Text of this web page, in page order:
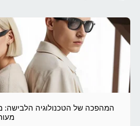
המהפכה של הטכנולוגיה הלבישה: